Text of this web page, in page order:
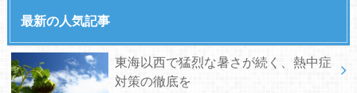
最新の人気記事
東海以西で猛烈な暑さが続く、熱中症
対策の徹底を